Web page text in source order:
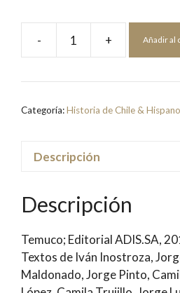
-
de
Siglos
Naturaleza
Iván
Inostroza
Córdova
+ Añadir al
Categoría:Historia de Chile &
Descripción
Descripción
Temuco; Editorial ADIS.SA,
Textos de Iván Inostroza,
Maldonado, Jorge Pinto,